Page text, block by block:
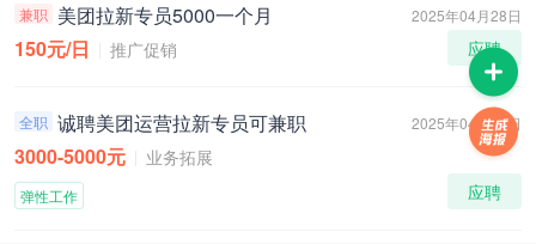
2025年04月28日
兼职 美团拉新专员5000一个月
150元/日
推广促销 应聘
2025年04月28日
全职 诚聘美团运营拉新专员可兼职
3000-5000元
业务拓展
应聘
弹性工作